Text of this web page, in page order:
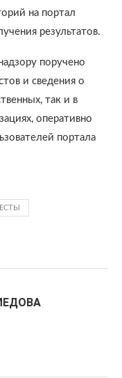
на портал
результатов.
поручено
и сведения о
так и в
оперативно
портала